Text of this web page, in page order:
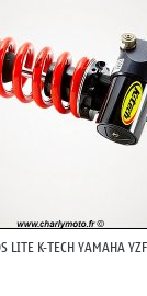
LITE K-TECH YAMAHA